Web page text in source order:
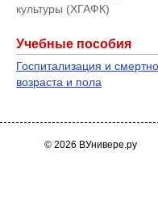
культуры (ХГАФК)
Учебные пособия
Госпитализация и
возраста и пола
© 2026 ВУнивере.ру